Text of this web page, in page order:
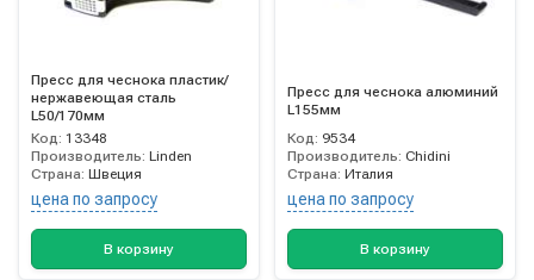
Пресс для чеснока пластик/
нержавеющая сталь
L50/170мм
Код: 13348
Производитель: Linden
Страна: Швеция
цена по запросу
В корзину
Пресс для чеснока алюминий
L155мм
Код: 9534
Производитель: Chidini
Страна: Италия
цена по запросу
В корзину